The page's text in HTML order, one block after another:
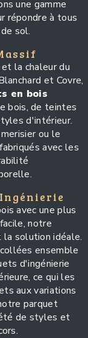
une gamme
répondre à tous
sol.
la chaleur du
et Covre,
en bois
bois, de teintes
d'intérieur.
ou le
avec les
avec une plus
notre
la solution idéale.
ensemble
d'ingénierie
ce qui les
aux variations
parquet
de styles et